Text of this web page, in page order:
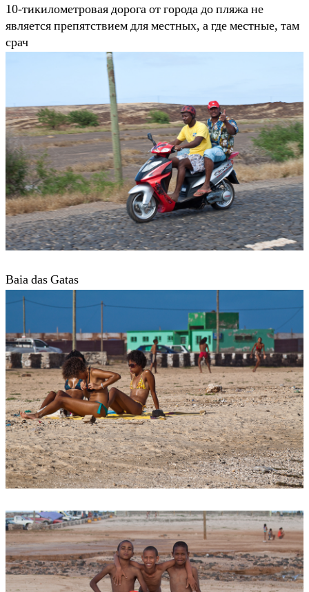
10-тикилометровая дорога от города до пляжа не
является препятствием для местных, а где местные, там
срач
Baia das Gatas